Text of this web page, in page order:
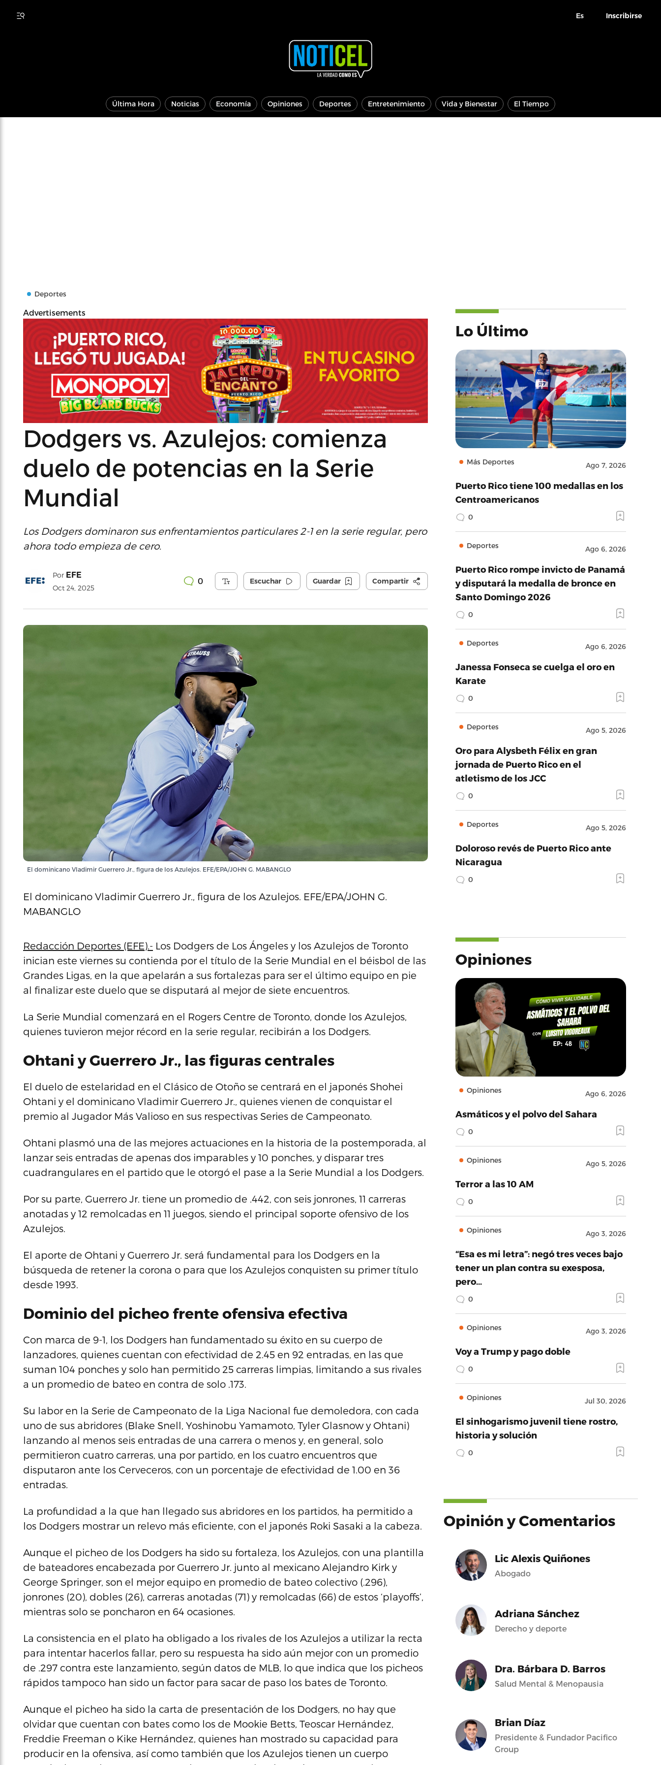
Es Inscribirse
Última Hora Noticias Economía Opiniones Deportes Entretenimiento Vida y Bienestar El Tiempo
Deportes
Advertisements
Dodgers vs. Azulejos: comienza
duelo de potencias en la Serie
Mundial
Los Dodgers dominaron sus enfrentamientos particulares 2-1 en la serie regular, pero
ahora todo empieza de cero.
Por EFE
Oct 24, 2025
0 Escuchar Guardar Compartir
El dominicano Vladimir Guerrero Jr., figura de los Azulejos. EFE/EPA/JOHN G. MABANGLO
El dominicano Vladimir Guerrero Jr., figura de los Azulejos. EFE/EPA/JOHN G.
MABANGLO
Redacción Deportes (EFE).- Los Dodgers de Los Ángeles y los Azulejos de Toronto
inician este viernes su contienda por el título de la Serie Mundial en el béisbol de las
Grandes Ligas, en la que apelarán a sus fortalezas para ser el último equipo en pie
al finalizar este duelo que se disputará al mejor de siete encuentros.
La Serie Mundial comenzará en el Rogers Centre de Toronto, donde los Azulejos,
quienes tuvieron mejor récord en la serie regular, recibirán a los Dodgers.
Ohtani y Guerrero Jr., las figuras centrales
El duelo de estelaridad en el Clásico de Otoño se centrará en el japonés Shohei
Ohtani y el dominicano Vladimir Guerrero Jr., quienes vienen de conquistar el
premio al Jugador Más Valioso en sus respectivas Series de Campeonato.
Ohtani plasmó una de las mejores actuaciones en la historia de la postemporada, al
lanzar seis entradas de apenas dos imparables y 10 ponches, y disparar tres
cuadrangulares en el partido que le otorgó el pase a la Serie Mundial a los Dodgers.
Por su parte, Guerrero Jr. tiene un promedio de .442, con seis jonrones, 11 carreras
anotadas y 12 remolcadas en 11 juegos, siendo el principal soporte ofensivo de los
Azulejos.
El aporte de Ohtani y Guerrero Jr. será fundamental para los Dodgers en la
búsqueda de retener la corona o para que los Azulejos conquisten su primer título
desde 1993.
Dominio del picheo frente ofensiva efectiva
Con marca de 9-1, los Dodgers han fundamentado su éxito en su cuerpo de
lanzadores, quienes cuentan con efectividad de 2.45 en 92 entradas, en las que
suman 104 ponches y solo han permitido 25 carreras limpias, limitando a sus rivales
a un promedio de bateo en contra de solo .173.
Su labor en la Serie de Campeonato de la Liga Nacional fue demoledora, con cada
uno de sus abridores (Blake Snell, Yoshinobu Yamamoto, Tyler Glasnow y Ohtani)
lanzando al menos seis entradas de una carrera o menos y, en general, solo
permitieron cuatro carreras, una por partido, en los cuatro encuentros que
disputaron ante los Cerveceros, con un porcentaje de efectividad de 1.00 en 36
entradas.
La profundidad a la que han llegado sus abridores en los partidos, ha permitido a
los Dodgers mostrar un relevo más eficiente, con el japonés Roki Sasaki a la cabeza.
Aunque el picheo de los Dodgers ha sido su fortaleza, los Azulejos, con una plantilla
de bateadores encabezada por Guerrero Jr. junto al mexicano Alejandro Kirk y
George Springer, son el mejor equipo en promedio de bateo colectivo (.296),
jonrones (20), dobles (26), carreras anotadas (71) y remolcadas (66) de estos ‘playoffs’,
mientras solo se poncharon en 64 ocasiones.
La consistencia en el plato ha obligado a los rivales de los Azulejos a utilizar la recta
para intentar hacerlos fallar, pero su respuesta ha sido aún mejor con un promedio
de .297 contra este lanzamiento, según datos de MLB, lo que indica que los picheos
rápidos tampoco han sido un factor para sacar de paso los bates de Toronto.
Aunque el picheo ha sido la carta de presentación de los Dodgers, no hay que
olvidar que cuentan con bates como los de Mookie Betts, Teoscar Hernández,
Freddie Freeman o Kike Hernández, quienes han mostrado su capacidad para
producir en la ofensiva, así como también que los Azulejos tienen un cuerpo
Lo Último
Más Deportes Ago 7, 2026
Puerto Rico tiene 100 medallas en los
Centroamericanos
0
Deportes Ago 6, 2026
Puerto Rico rompe invicto de Panamá
y disputará la medalla de bronce en
Santo Domingo 2026
0
Deportes Ago 6, 2026
Janessa Fonseca se cuelga el oro en
Karate
0
Deportes Ago 5, 2026
Oro para Alysbeth Félix en gran
jornada de Puerto Rico en el
atletismo de los JCC
0
Deportes Ago 5, 2026
Doloroso revés de Puerto Rico ante
Nicaragua
0
Opiniones
Opiniones Ago 6, 2026
Asmáticos y el polvo del Sahara
0
Opiniones Ago 5, 2026
Terror a las 10 AM
0
Opiniones Ago 3, 2026
“Esa es mi letra”: negó tres veces bajo
tener un plan contra su exesposa,
pero…
0
Opiniones Ago 3, 2026
Voy a Trump y pago doble
0
Opiniones Jul 30, 2026
El sinhogarismo juvenil tiene rostro,
historia y solución
0
Opinión y Comentarios
Lic Alexis Quiñones
Abogado
Adriana Sánchez
Derecho y deporte
Dra. Bárbara D. Barros
Salud Mental & Menopausia
Brian Díaz
Presidente & Fundador Pacifico
Group